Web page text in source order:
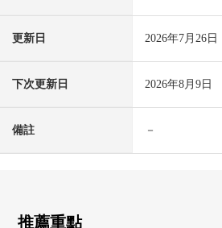
更新日 2026年7月26日
下次更新日 2026年8月9日
備註 －
推薦重點